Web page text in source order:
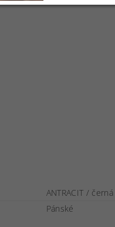
ANTRACIT /
Pánské